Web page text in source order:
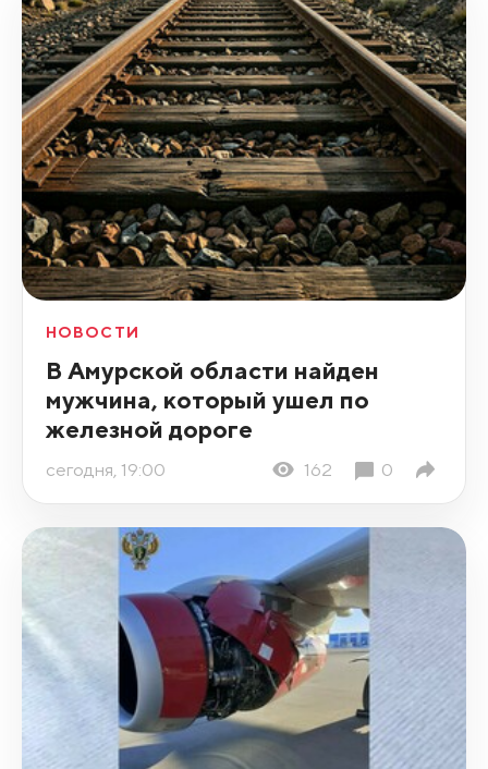
НОВОСТИ
В Амурской области найден
мужчина, который ушел по
железной дороге
сегодня, 19:00 162 0